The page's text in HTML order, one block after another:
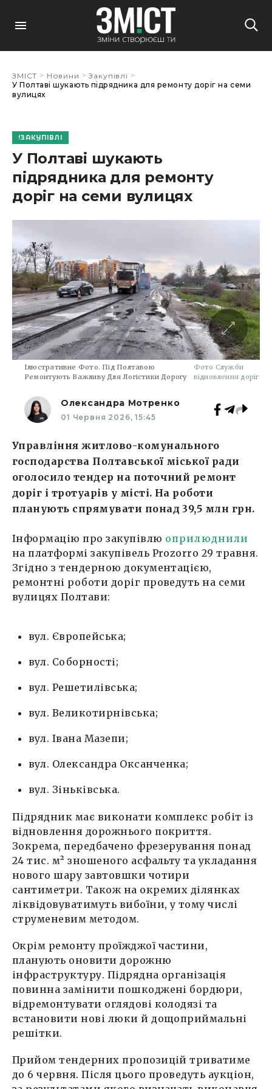
ЗМІСТ > Новини > Закупівлі >
У Полтаві шукають підрядника для ремонту доріг на семи
вулицях
ЗАКУПІВЛІ
У Полтаві шукають
підрядника для ремонту
доріг на семи вулицях
Ілюстративне Фото. Під Полтавою
Ремонтують Важливу Для Логістики Дорогу
Фото Служби
відновлення доріг
Олександра Мотренко
01 Червня 2026, 15:45
Управління житлово-комунального
господарства Полтавської міської ради
оголосило тендер на поточний ремонт
доріг і тротуарів у місті. На роботи
планують спрямувати понад 39,5 млн грн.
Інформацію про закупівлю оприлюднили
на платформі закупівель Prozorro 29 травня.
Згідно з тендерною документацією,
ремонтні роботи доріг проведуть на семи
вулицях Полтави:
вул. Європейська;
вул. Соборності;
вул. Решетилівська;
вул. Великотирнівська;
вул. Івана Мазепи;
вул. Олександра Оксанченка;
вул. Зіньківська.
Підрядник має виконати комплекс робіт із
відновлення дорожнього покриття.
Зокрема, передбачено фрезерування понад
24 тис. м² зношеного асфальту та укладання
нового шару завтовшки чотири
сантиметри. Також на окремих ділянках
ліквідовуватимуть вибоїни, у тому числі
струменевим методом.
Окрім ремонту проїжджої частини,
планують оновити дорожню
інфраструктуру. Підрядна організація
повинна замінити пошкоджені бордюри,
відремонтувати оглядові колодязі та
встановити нові люки й дощоприймальні
решітки.
Прийом тендерних пропозицій триватиме
до 6 червня. Після цього проведуть аукціон,